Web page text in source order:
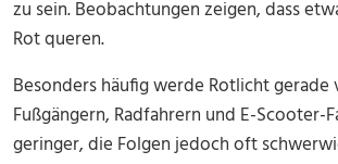
zu sein. Beobachtungen zeigen, dass
Rot queren.
Besonders häufig werde Rotlicht
Fußgängern, Radfahrern und E-
geringer, die Folgen jedoch oft